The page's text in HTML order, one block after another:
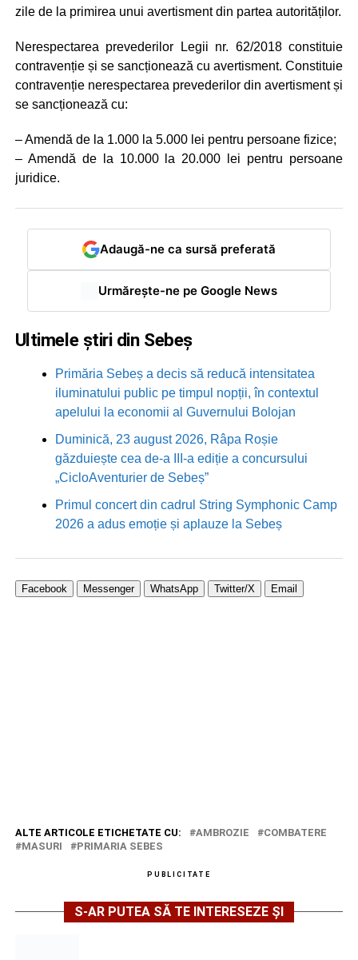
zile de la primirea unui avertisment din partea autorităților.
Nerespectarea prevederilor Legii nr. 62/2018 constituie
contravenție și se sancționează cu avertisment. Constituie
contravenție nerespectarea prevederilor din avertisment și
se sancționează cu:
– Amendă de la 1.000 la 5.000 lei pentru persoane fizice;
– Amendă de la 10.000 la 20.000 lei pentru persoane
juridice.
Adaugă-ne ca sursă preferată
Urmărește-ne pe Google News
Ultimele știri din Sebeș
Primăria Sebeș a decis să reducă intensitatea
iluminatului public pe timpul nopții, în contextul
apelului la economii al Guvernului Bolojan
Duminică, 23 august 2026, Râpa Roșie
găzduiește cea de-a III-a ediție a concursului
„CicloAventurier de Sebeș”
Primul concert din cadrul String Symphonic Camp
2026 a adus emoție și aplauze la Sebeș
Facebook Messenger WhatsApp Twitter/X Email
ALTE ARTICOLE ETICHETATE CU: AMBROZIE
COMBATERE
MASURI
PRIMARIA SEBES
PUBLICITATE
S-AR PUTEA SĂ TE INTERESEZE ȘI